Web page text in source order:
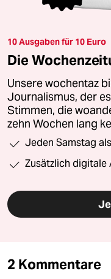
10 Ausgaben für 10 Euro
Die
Unsere wochentaz
Journalismus, der
Stimmen, die
zehn Wochen lang
Jeden Samstag
Zusätzlich digitale
2 Kommentare